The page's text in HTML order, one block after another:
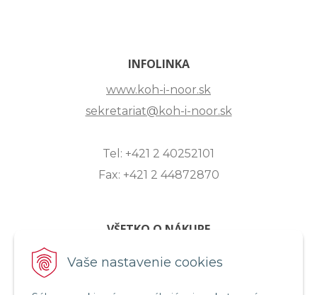
Vaše nastavenie cookies
INFOLINKA
www.koh-i-noor.sk
sekretariat@koh-i-noor.sk
Tel: +421 2 40252101
Fax: +421 2 44872870
VŠETKO O NÁKUPE
ZASLANIE OTÁZKY